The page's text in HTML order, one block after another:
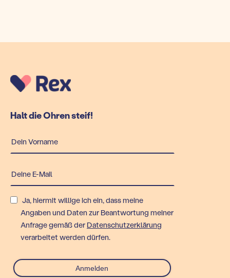
Halt die Ohren steif!
Ja, hiermit willige ich ein, dass meine
Angaben und Daten zur Beantwortung meiner
Anfrage gemäß der Datenschutzerklärung
verarbeitet werden dürfen.